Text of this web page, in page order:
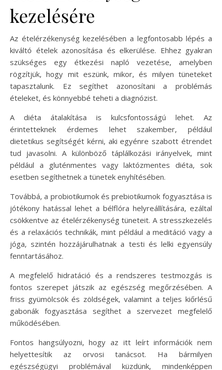
kezelésére
Az ételérzékenység kezelésében a legfontosabb lépés a
kiváltó ételek azonosítása és elkerülése. Ehhez gyakran
szükséges egy étkezési napló vezetése, amelyben
rögzítjük, hogy mit eszünk, mikor, és milyen tüneteket
tapasztalunk. Ez segíthet azonosítani a problémás
ételeket, és könnyebbé teheti a diagnózist.
A diéta átalakítása is kulcsfontosságú lehet. Az
érintetteknek érdemes lehet szakember, például
dietetikus segítségét kérni, aki egyénre szabott étrendet
tud javasolni. A különböző táplálkozási irányelvek, mint
például a gluténmentes vagy laktózmentes diéta, sok
esetben segíthetnek a tünetek enyhítésében.
Továbbá, a probiotikumok és prebiotikumok fogyasztása is
jótékony hatással lehet a bélflóra helyreállítására, ezáltal
csökkentve az ételérzékenység tüneteit. A stresszkezelés
és a relaxációs technikák, mint például a meditáció vagy a
jóga, szintén hozzájárulhatnak a testi és lelki egyensúly
fenntartásához.
A megfelelő hidratáció és a rendszeres testmozgás is
fontos szerepet játszik az egészség megőrzésében. A
friss gyümölcsök és zöldségek, valamint a teljes kiőrlésű
gabonák fogyasztása segíthet a szervezet megfelelő
működésében.
Fontos hangsúlyozni, hogy az itt leírt információk nem
helyettesítik az orvosi tanácsot. Ha bármilyen
egészségügyi problémával küzdünk, mindenképpen